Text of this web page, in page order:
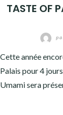
TASTE OF
Cette année
Palais pour 4
Umami sera